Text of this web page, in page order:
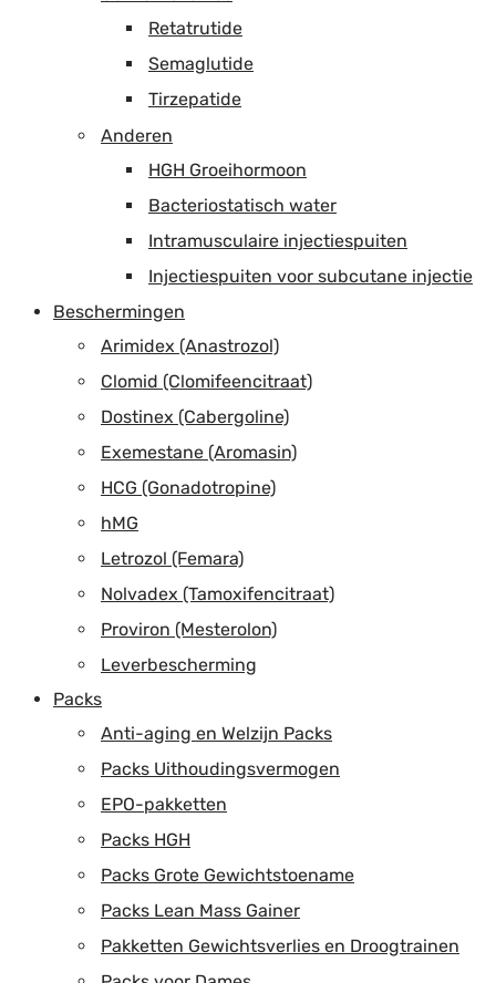
Retatrutide
Semaglutide
Tirzepatide
Anderen
HGH Groeihormoon
Bacteriostatisch water
Intramusculaire injectiespuiten
Injectiespuiten voor subcutane injectie
Beschermingen
Arimidex (Anastrozol)
Clomid (Clomifeencitraat)
Dostinex (Cabergoline)
Exemestane (Aromasin)
HCG (Gonadotropine)
hMG
Letrozol (Femara)
Nolvadex (Tamoxifencitraat)
Proviron (Mesterolon)
Leverbescherming
Packs
Anti-aging en Welzijn Packs
Packs Uithoudingsvermogen
EPO-pakketten
Packs HGH
Packs Grote Gewichtstoename
Packs Lean Mass Gainer
Pakketten Gewichtsverlies en Droogtrainen